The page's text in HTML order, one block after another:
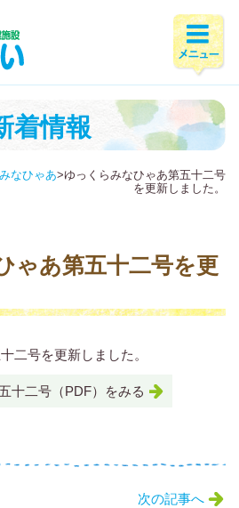
着情報
なひゃあ>ゆっくらみなひゃあ第五十二号
を更新しました。
ゃあ第五十二号を更
二号を更新しました。
十二号（PDF）をみる
次の記事へ